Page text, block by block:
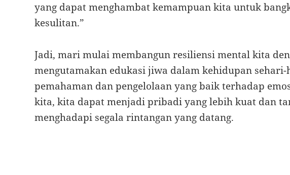
yang dapat menghambat kemampuan kita untuk
kesulitan.”
Jadi, mari mulai membangun resiliensi mental kita
mengutamakan edukasi jiwa dalam kehidupan sehari-
pemahaman dan pengelolaan yang baik terhadap
kita, kita dapat menjadi pribadi yang lebih kuat dan
menghadapi segala rintangan yang datang.